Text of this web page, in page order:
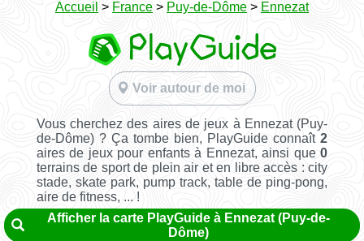
Accueil > France > Puy-de-Dôme > Ennezat
Voir autour de moi
Vous cherchez des aires de jeux à Ennezat (Puy-
de-Dôme) ? Ça tombe bien, PlayGuide connaît2
aires de jeux pour enfants à Ennezat, ainsi que0
terrains de sport de plein air et en libre accès : city
stade, skate park, pump track, table de ping-pong,
aire de fitness, ... !
Afficher la carte PlayGuide à Ennezat (Puy-de-
Dôme)